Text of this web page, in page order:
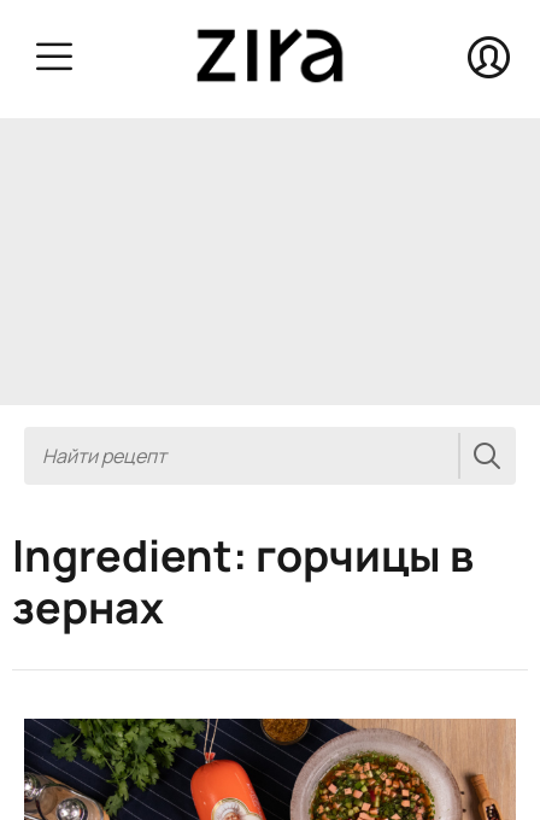
Ingredient: горчицы в
зернах